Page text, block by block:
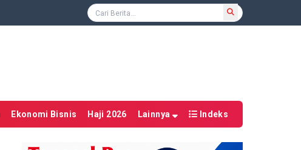
Ekonomi Bisnis Haji 2026 Lainnya Indeks